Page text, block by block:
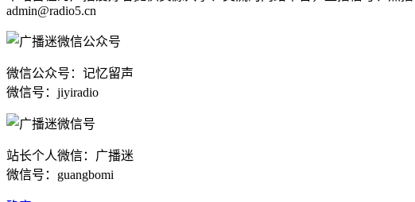
admin@radio5.cn
微信公众号：记忆留声
微信号：jiyiradio
站长个人微信：广播迷
微信号：guangbomi